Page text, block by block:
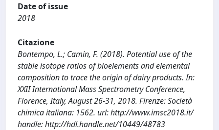
Date of issue
2018
Citazione
Bontempo, L.; Camin, F. (2018). Potential use of the
stable isotope ratios of bioelements and elemental
composition to trace the origin of dairy products. In:
XXII International Mass Spectrometry Conference,
Florence, Italy, August 26-31, 2018. Firenze: Società
chimica italiana: 1562. url: http://www.imsc2018.it/
handle: http://hdl.handle.net/10449/48783